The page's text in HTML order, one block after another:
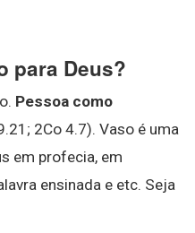
para Deus?
Pessoa como
2Co 4.7). Vaso é uma
em profecia, em
ensinada e etc. Seja